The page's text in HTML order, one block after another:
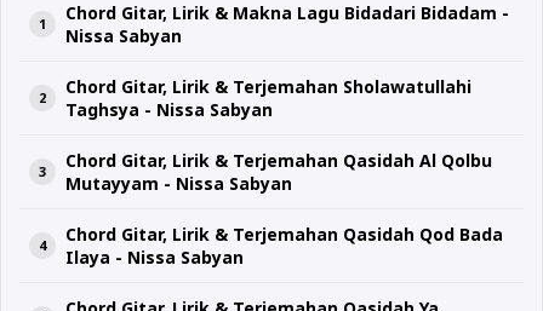
Chord Gitar, Lirik & Makna Lagu Bidadari Bidadam -
Nissa Sabyan
Chord Gitar, Lirik & Terjemahan Sholawatullahi
Taghsya - Nissa Sabyan
Chord Gitar, Lirik & Terjemahan Qasidah Al Qolbu
Mutayyam - Nissa Sabyan
Chord Gitar, Lirik & Terjemahan Qasidah Qod Bada
Ilaya - Nissa Sabyan